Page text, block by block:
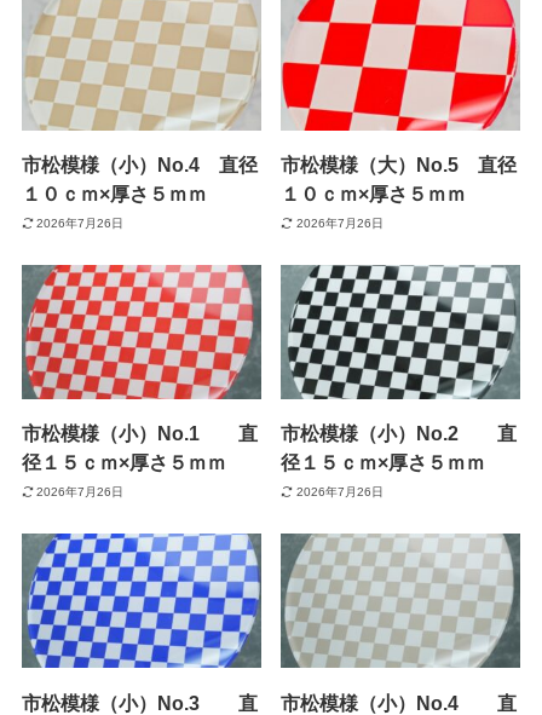
市松模様（小）No.4 直径
１０ｃｍ×厚さ５ｍｍ
2026年7月26日
市松模様（大）No.5 直径
１０ｃｍ×厚さ５ｍｍ
2026年7月26日
市松模様（小）No.1 直
径１５ｃｍ×厚さ５ｍｍ
2026年7月26日
市松模様（小）No.2 直
径１５ｃｍ×厚さ５ｍｍ
2026年7月26日
市松模様（小）No.3 直
市松模様（小）No.4 直